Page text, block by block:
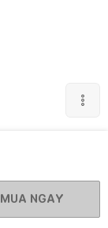
MUA NGAY